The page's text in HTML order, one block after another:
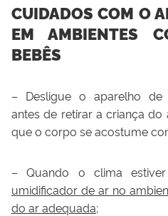
CUIDADOS COM O
EM AMBIENTES
BEBÊS
– Desligue o aparelho de
antes de retirar a criança
que o corpo se acostume
– Quando o clima
umidificador de ar no
do ar adequada;